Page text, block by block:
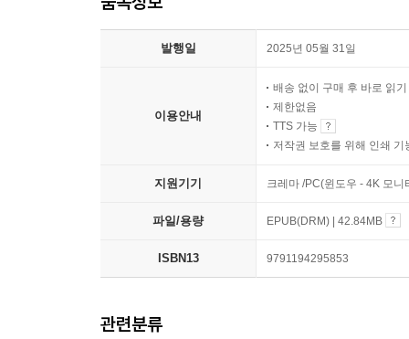
발행일 2025년 05월 31일
이용안내
배송 없이 구매 후 바로 읽기
제한없음
TTS 가능
저작권 보호를 위해 인쇄 기
지원기기 크레마 /PC(윈도우 - 4K 모
파일/용량 EPUB(DRM) | 42.84MB
ISBN13 9791194295853
관련분류